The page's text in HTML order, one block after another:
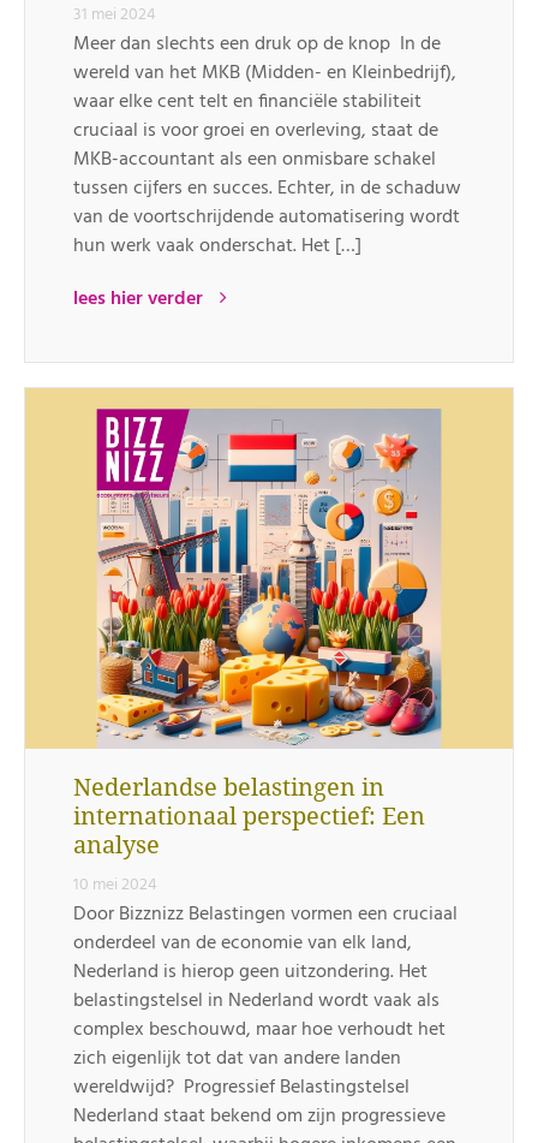
31 mei 2024
Meer dan slechts een druk op de knop In de
wereld van het MKB (Midden- en Kleinbedrijf),
waar elke cent telt en financiële stabiliteit
cruciaal is voor groei en overleving, staat de
MKB-accountant als een onmisbare schakel
tussen cijfers en succes. Echter, in de schaduw
van de voortschrijdende automatisering wordt
hun werk vaak onderschat. Het […]
lees hier verder
Nederlandse belastingen in
internationaal perspectief: Een
analyse
10 mei 2024
Door Bizznizz Belastingen vormen een cruciaal
onderdeel van de economie van elk land,
Nederland is hierop geen uitzondering. Het
belastingstelsel in Nederland wordt vaak als
complex beschouwd, maar hoe verhoudt het
zich eigenlijk tot dat van andere landen
wereldwijd? Progressief Belastingstelsel
Nederland staat bekend om zijn progressieve